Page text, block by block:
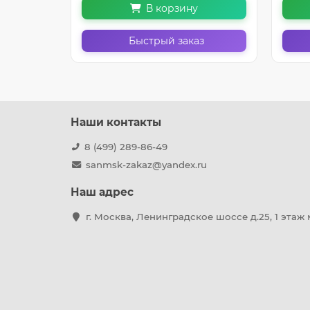
В корзину
Быстрый заказ
Наши контакты
8 (499) 289-86-49
sanmsk-zakaz@yandex.ru
Наш адрес
г. Москва, Ленинградское шоссе д.25, 1 этаж